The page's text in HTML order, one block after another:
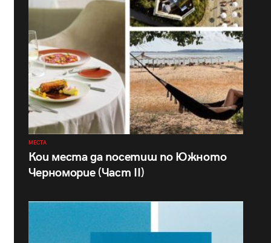
МЕСТА
Кои места да посетиш по Южното
Черноморие (Част II)